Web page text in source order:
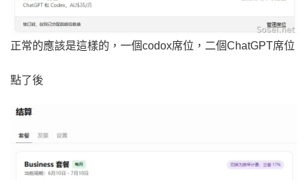
正常的應該是這樣的，一個codox席位，二個ChatGPT席位
點了後